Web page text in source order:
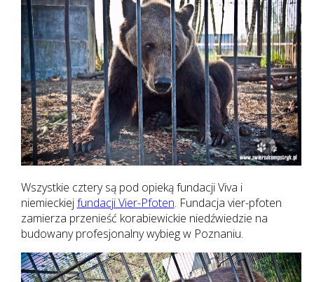
Wszystkie cztery są pod opieką fundacji Viva i
niemieckiejfundacji Vier-Pfoten. Fundacja vier-pfoten
zamierza przenieść korabiewickie niedźwiedzie na
budowany profesjonalny wybieg w Poznaniu.